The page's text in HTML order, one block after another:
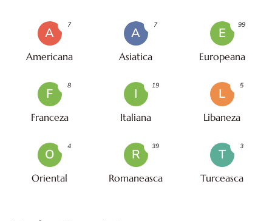
A
Americana
7
A
Asiatica
7
E
Europeana
99
F
Franceza
8
I
Italiana
19
L
Libaneza
5
O
Oriental
4
R
Romaneasca
39
T
Turceasca
3